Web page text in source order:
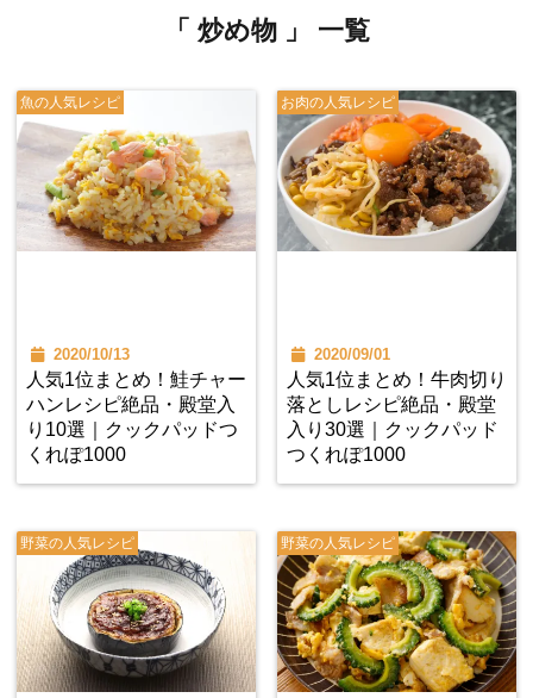
「 炒め物 」 一覧
魚の人気レシピ
2020/10/13
人気1位まとめ！鮭チャー
ハンレシピ絶品・殿堂入
り10選｜クックパッドつ
くれぽ1000
お肉の人気レシピ
2020/09/01
人気1位まとめ！牛肉切り
落としレシピ絶品・殿堂
入り30選｜クックパッド
つくれぽ1000
野菜の人気レシピ 野菜の人気レシピ